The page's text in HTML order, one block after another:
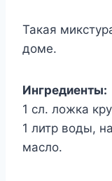
Такая
доме.
Ингредиенты:
1 сл. ложка
1 литр воды,
масло.